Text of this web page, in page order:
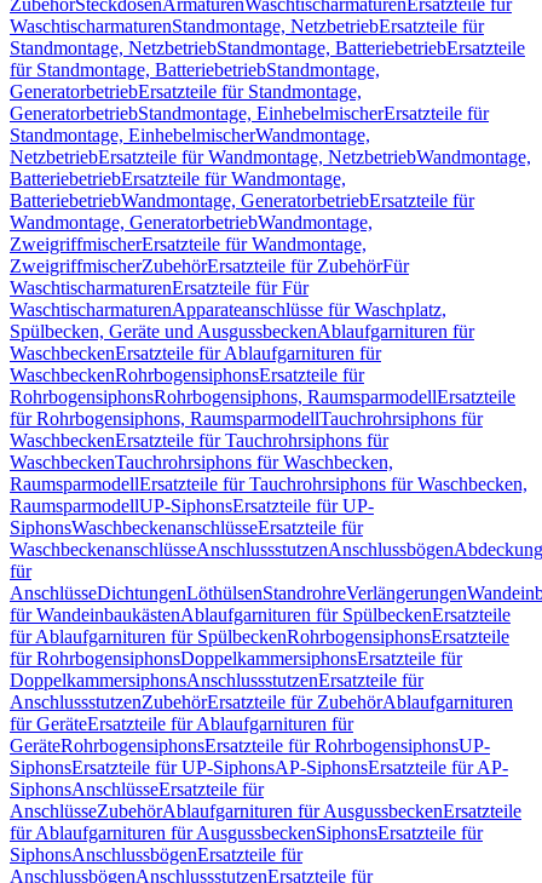
ZubehörSteckdosenArmaturenWaschtischarmaturen Ersatzteile für
WaschtischarmaturenStandmontage, NetzbetriebErsatzteile für
Standmontage, NetzbetriebStandmontage, BatteriebetriebErsatzteile
für Standmontage, BatteriebetriebStandmontage,
GeneratorbetriebErsatzteile für Standmontage,
GeneratorbetriebStandmontage, EinhebelmischerErsatzteile für
Standmontage, EinhebelmischerWandmontage,
NetzbetriebErsatzteile für Wandmontage, NetzbetriebWandmontage,
BatteriebetriebErsatzteile für Wandmontage,
BatteriebetriebWandmontage, GeneratorbetriebErsatzteile für
Wandmontage, GeneratorbetriebWandmontage,
ZweigriffmischerErsatzteile für Wandmontage,
ZweigriffmischerZubehörErsatzteile für ZubehörFür
WaschtischarmaturenErsatzteile für Für
WaschtischarmaturenApparateanschlüsse für Waschplatz,
Spülbecken, Geräte und AusgussbeckenAblaufgarnituren für
WaschbeckenErsatzteile für Ablaufgarnituren für
WaschbeckenRohrbogensiphonsErsatzteile für
RohrbogensiphonsRohrbogensiphons, RaumsparmodellErsatzteile
für Rohrbogensiphons, RaumsparmodellTauchrohrsiphons für
WaschbeckenErsatzteile für Tauchrohrsiphons für
WaschbeckenTauchrohrsiphons für Waschbecken,
RaumsparmodellErsatzteile für Tauchrohrsiphons für Waschbecken,
RaumsparmodellUP-SiphonsErsatzteile für UP-
SiphonsWaschbeckenanschlüsseErsatzteile für
WaschbeckenanschlüsseAnschlussstutzenAnschlussbögen
für
AnschlüsseDichtungenLöthülsenStandrohreVerlängerungen
für WandeinbaukästenAblaufgarnituren für SpülbeckenErsatzteile
für Ablaufgarnituren für SpülbeckenRohrbogensiphonsErsatzteile
für RohrbogensiphonsDoppelkammersiphonsErsatzteile für
DoppelkammersiphonsAnschlussstutzenErsatzteile für
AnschlussstutzenZubehörErsatzteile für ZubehörAblaufgarnituren
für GeräteErsatzteile für Ablaufgarnituren für
GeräteRohrbogensiphonsErsatzteile für RohrbogensiphonsUP-
SiphonsErsatzteile für UP-SiphonsAP-SiphonsErsatzteile für AP-
SiphonsAnschlüsseErsatzteile für
AnschlüsseZubehörAblaufgarnituren für AusgussbeckenErsatzteile
für Ablaufgarnituren für AusgussbeckenSiphonsErsatzteile für
SiphonsAnschlussbögenErsatzteile für
AnschlussbögenAnschlussstutzenErsatzteile für